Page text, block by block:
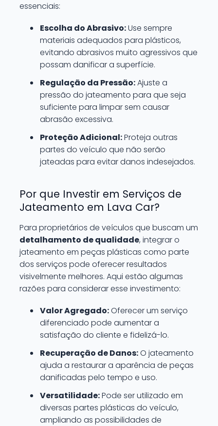
essenciais:
Escolha do Abrasivo:Use sempre
materiais adequados para plásticos,
evitando abrasivos muito agressivos que
possam danificar a superfície.
Regulação da Pressão:Ajuste a
pressão do jateamento para que seja
suficiente para limpar sem causar
abrasão excessiva.
Proteção Adicional:Proteja outras
partes do veículo que não serão
jateadas para evitar danos indesejados.
Por que Investir em Serviços de
Jateamento em Lava Car?
Para proprietários de veículos que buscam um
detalhamento de qualidade, integrar o
jateamento em peças plásticas como parte
dos serviços pode oferecer resultados
visivelmente melhores. Aqui estão algumas
razões para considerar esse investimento:
Valor Agregado:Oferecer um serviço
diferenciado pode aumentar a
satisfação do cliente e fidelizá-lo.
Recuperação de Danos:O jateamento
ajuda a restaurar a aparência de peças
danificadas pelo tempo e uso.
Versatilidade:Pode ser utilizado em
diversas partes plásticas do veículo,
ampliando as possibilidades de